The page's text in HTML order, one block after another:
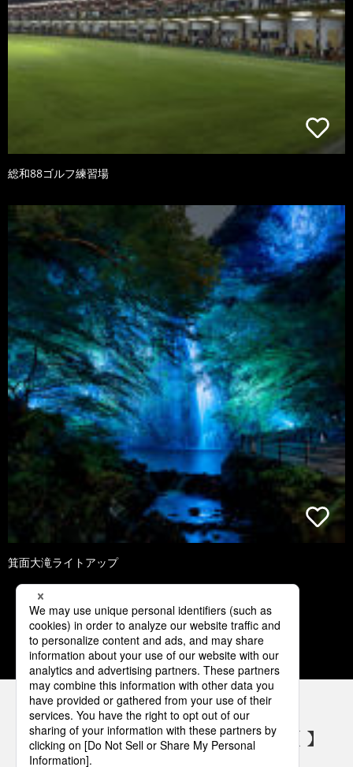
総和88ゴルフ練習場
箕面大滝ライトアップ
1 2 3
パナソニックの電気設備 SNSアカウント